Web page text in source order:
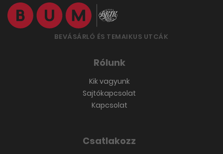
BEVÁSÁRLÓ ÉS TEMAIKUS UTCÁK
Rólunk
Kik vagyunk
Sajtókapcsolat
Kapcsolat
Csatlakozz